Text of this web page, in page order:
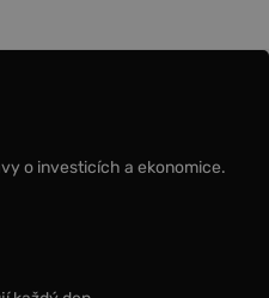
o investicích a ekonomice.